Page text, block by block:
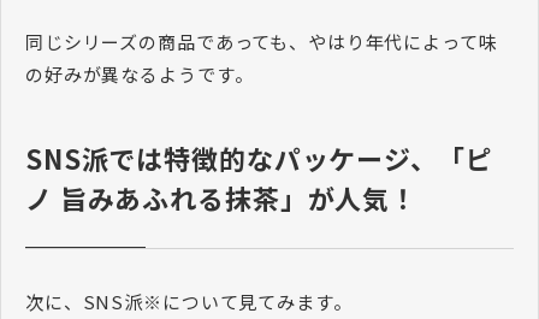
同じシリーズの商品であっても、やはり年代によって味
の好みが異なるようです。
SNS派では特徴的なパッケージ、「ピ
ノ 旨みあふれる抹茶」が人気！
次に、SNS派※について見てみます。